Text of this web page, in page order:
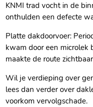
KNMI trad vocht in de
onthulden een defecte
Platte dakdoorvoer:
kwam door een microlek
maakte de route
Wil je verdieping over
lees dan verder over
voorkom vervolgschade.​